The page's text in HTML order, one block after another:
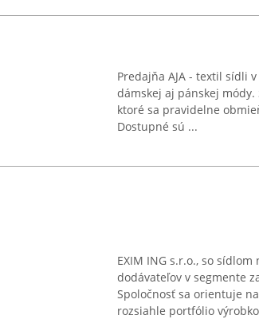
Predajňa AJA - textil sídli
dámskej aj pánskej
ktoré sa pravidelne
Dostupné sú ...
EXIM ING s.r.o., so
dodávateľov v segmente
Spoločnosť sa orientuje
rozsiahle portfólio